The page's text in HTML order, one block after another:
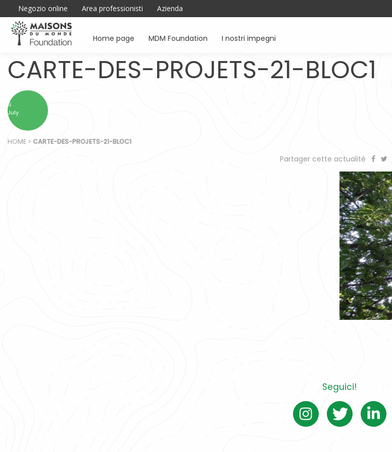
Negozio online Area professionisti Azienda
Home page MDM Foundation I nostri impegni
CARTE-DES-PROJETS-21-BLOC1
6
July
HOME > CARTE-DES-PROJETS-21-BLOC1
Partager cette actualité
Seguici!